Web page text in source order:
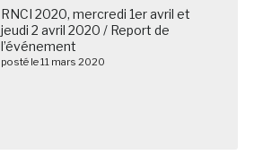
RNCI 2020, mercredi 1er avril et
jeudi 2 avril 2020 / Report de
l’événement
posté le 11 mars 2020